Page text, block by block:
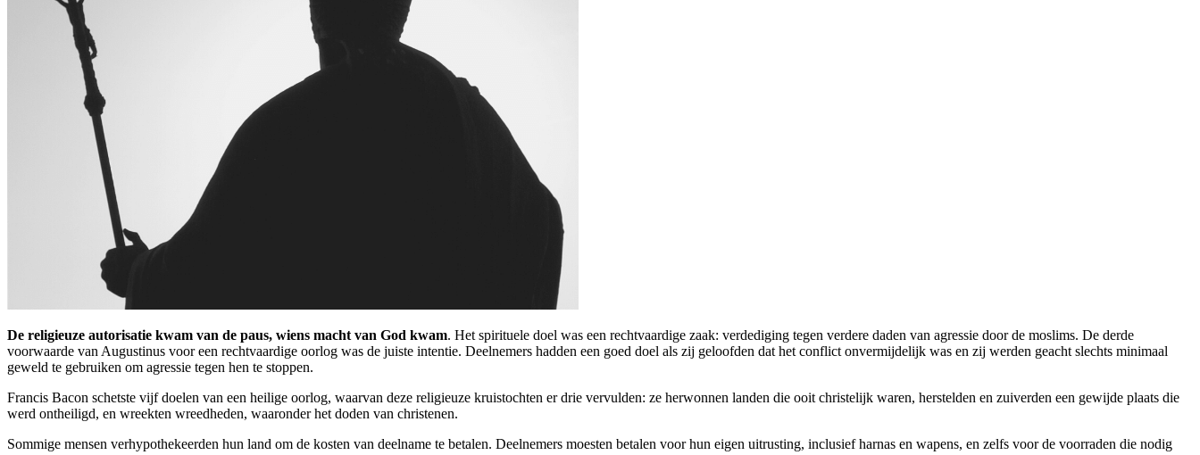
De religieuze autorisatie kwam van de paus, wiens macht van God kwam. Het spirituele doel was een rechtvaardige zaak: verdediging tegen verdere daden van agressie door de moslims. De derde
voorwaarde van Augustinus voor een rechtvaardige oorlog was de juiste intentie. Deelnemers hadden een goed doel als zij geloofden dat het conflict onvermijdelijk was en zij werden geacht slechts minimaal
geweld te gebruiken om agressie tegen hen te stoppen.
Francis Bacon schetste vijf doelen van een heilige oorlog, waarvan deze religieuze kruistochten er drie vervulden: ze herwonnen landen die ooit christelijk waren, herstelden en zuiverden een gewijde plaats die
werd ontheiligd, en wreekten wreedheden, waaronder het doden van christenen.
Sommige mensen verhypothekeerden hun land om de kosten van deelname te betalen. Deelnemers moesten betalen voor hun eigen uitrusting, inclusief harnas en wapens, en zelfs voor de voorraden die nodig